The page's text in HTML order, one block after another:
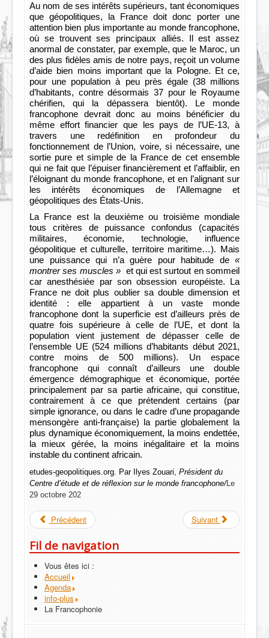
Au nom de ses intérêts supérieurs, tant économiques
que géopolitiques, la France doit donc porter une
attention bien plus importante au monde francophone,
où se trouvent ses principaux alliés. Il est assez
anormal de constater, par exemple, que le Maroc, un
des plus fidèles amis de notre pays, reçoit un volume
d’aide bien moins important que la Pologne. Et ce,
pour une population à peu près égale (38 millions
d’habitants, contre désormais 37 pour le Royaume
chérifien, qui la dépassera bientôt). Le monde
francophone devrait donc au moins bénéficier du
même effort financier que les pays de l’UE-13, à
travers une redéfinition en profondeur du
fonctionnement de l’Union, voire, si nécessaire, une
sortie pure et simple de la France de cet ensemble
qui ne fait que l’épuiser financièrement et l’affaiblir, en
l’éloignant du monde francophone, et en l’alignant sur
les intérêts économiques de l’Allemagne et
géopolitiques des États-Unis.
La France est la deuxième ou troisième mondiale
tous critères de puissance confondus (capacités
militaires, économie, technologie, influence
géopolitique et culturelle, territoire maritime…). Mais
une puissance qui n’a guère pour habitude de «
montrer ses muscles » et qui est surtout en sommeil
car anesthésiée par son obsession européiste. La
France ne doit plus oublier sa double dimension et
identité : elle appartient à un vaste monde
francophone dont la superficie est d’ailleurs près de
quatre fois supérieure à celle de l’UE, et dont la
population vient justement de dépasser celle de
l’ensemble UE (524 millions d’habitants début 2021,
contre moins de 500 millions). Un espace
francophone qui connaît d’ailleurs une double
émergence démographique et économique, portée
principalement par sa partie africaine, qui constitue,
contrairement à ce que prétendent certains (par
simple ignorance, ou dans le cadre d’une propagande
mensongère anti-française) la partie globalement la
plus dynamique économiquement, la moins endettée,
la mieux gérée, la moins inégalitaire et la moins
instable du continent africain.
etudes-geopolitiques.org. Par Ilyes Zouari, Président du
Centre d’étude et de réflexion sur le monde francophone/Le
29 octobre 202
Précédent Suivant
Fil de navigation
Vous êtes ici :
Accueil
Agenda
info-plus
La Francophonie